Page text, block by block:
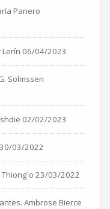
Panero
Lerín 06/04/2023
Solmssen
02/02/2023
30/03/2022
23/03/2022
Ambrose Bierce